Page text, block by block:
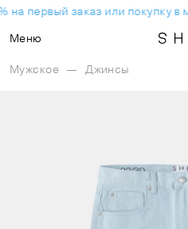
на первый заказ или покупку
Меню
Мужское — Джинсы